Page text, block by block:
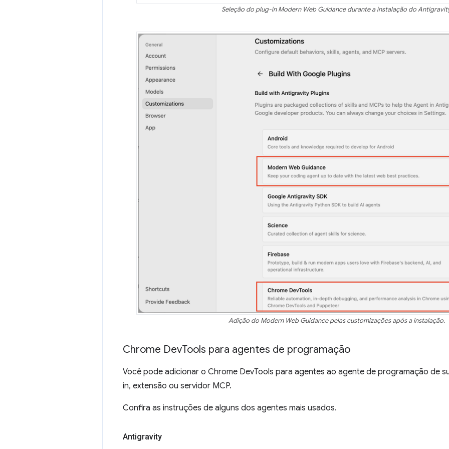
Seleção do plug-in Modern Web Guidance durante a instalação do
Adição do Modern Web Guidance pelas customizações após a instalação.
Chrome DevTools para agentes de programação
Você pode adicionar o Chrome DevTools para agentes ao agente de programação de
in, extensão ou servidor MCP.
Confira as instruções de alguns dos agentes mais usados.
Antigravity